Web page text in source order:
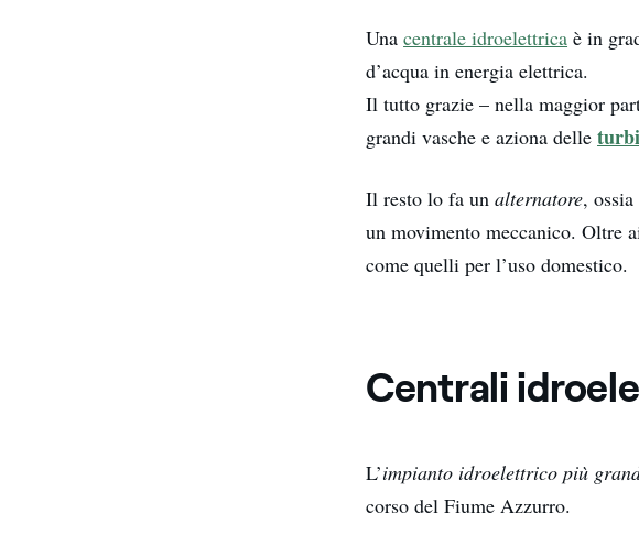
Unacentrale idroelettrica è in
d’acqua in energia elettrica.
Il tutto grazie – nella maggior
grandi vasche e aziona delle
Il resto lo fa unalternatore,
un movimento meccanico. Oltre
come quelli per l’uso domestico.
Centrali
L’impianto idroelettrico più
corso del Fiume Azzurro.